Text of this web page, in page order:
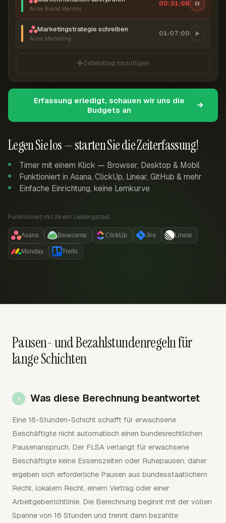
Legen Sie los — starten Sie die Zeiterfassung!
Timer mit einem Klick — Browser, Desktop & Mobil
Funktioniert in Asana, ClickUp, Linear, GitHub & mehr
Einfache Einrichtung, keine Lernkurve
Funktioniert mit Ihrem Lieblingstool:
Asana Basecamp ClickUp Jira Linear
Monday Trello
Acme Brand Identity
00:31:07
Marketingstrategie schreiben
Acme Marketing
01:07:00
Zeiteintrag hinzufügen
Erfassung erledigt, schauen wir uns die
Budgets an
Pausen- und Bezahlstundenregeln für
lange Schichten
Was diese Berechnung beantwortet
Eine 16-Stunden-Schicht schafft für erwachsene
Beschäftigte nicht automatisch einen bundesrechtlichen
Pausenanspruch. Der FLSA verlangt für erwachsene
Beschäftigte keine Essenszeiten oder Ruhepausen, daher
ergeben sich erforderliche Pausen aus bundesstaatlichem
Recht, lokalem Recht, einem Vertrag oder einer
Arbeitgeberrichtlinie. Die Berechnung beginnt mit der vollen
Spanne von 16 Stunden und trennt dann bezahlte